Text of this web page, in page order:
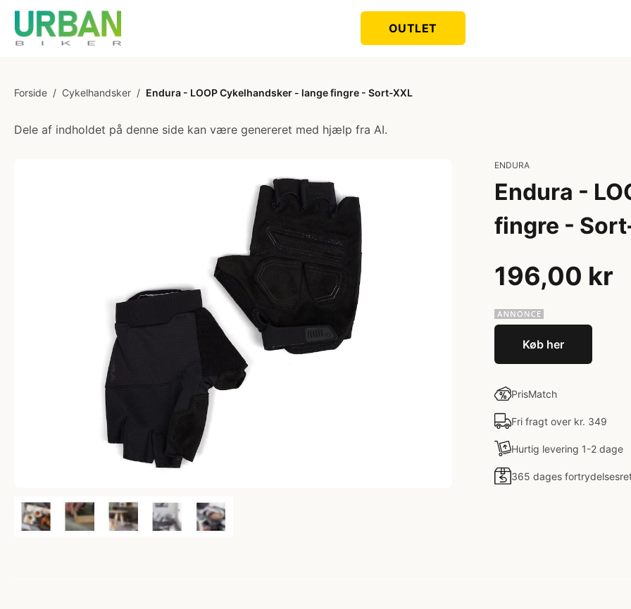
OUTLET
Forside / Cykelhandsker / Endura - LOOP Cykelhandsker - lange fingre - Sort-XXL
Dele af indholdet på denne side kan være genereret med hjælp fra AI.
ENDURA
Endura -
fingre -
196,00 kr
Køb her
PrisMatch
Fri fragt over kr. 349
Hurtig levering 1-2 dage
365 dages